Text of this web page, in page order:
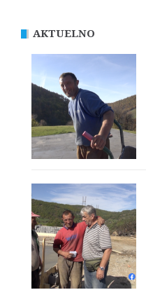
AKTUELNO